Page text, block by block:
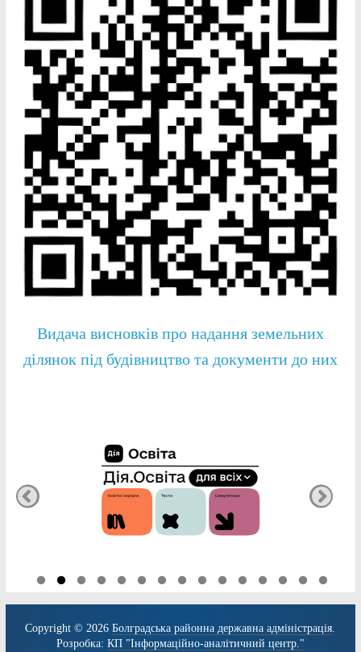
Видача висновків про надання земельних
ділянок під будівництво та документи до них
Copyright © 2026Болградська районна державна адміністрація
Розробка: КП "Інформаційно-аналітичний центр."